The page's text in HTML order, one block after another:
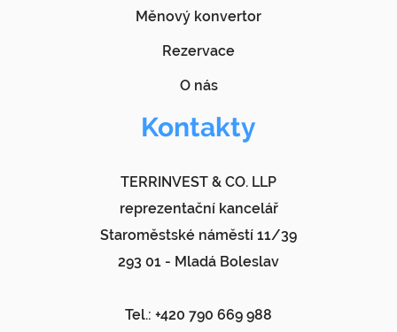
Měnový konvertor
Rezervace
O nás
Kontakty
TERRINVEST & CO. LLP
reprezentační kancelář
Staroměstské náměstí 11/39
293 01 - Mladá Boleslav
Tel.: +420 790 669 988